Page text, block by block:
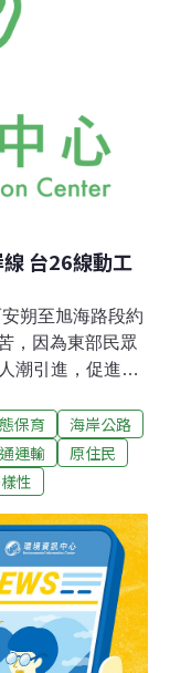
台26線動工
朔至旭海路段約
，因為東部民眾
潮引進，促進地
業。不僅民間意
規劃案，彼端在
爭議。目前台
仔，以及屏東縣
安朔至旭海段完
銜接，亦可算是
2003年起逐年編
，完成道路拓寬
並於3月底進場
等多個環保團
保育
海岸公路
運輸
原住民
性